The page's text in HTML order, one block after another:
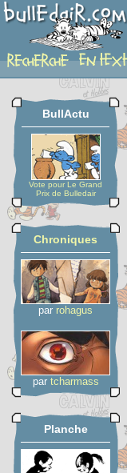
detail-etoiles
BullActu
Vote pour Le Grand
Prix de Bulledair
Chroniques
par rohagus
par tcharmass
Planche